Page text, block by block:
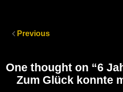
Previous
One thought on “6
Zum Glück konnte